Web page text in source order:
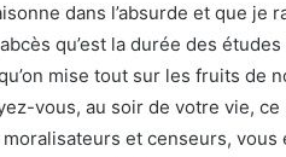
dans l’absurde et que je
qu’est la durée des
mise tout sur les fruits de
vous, au soir de votre vie,
et censeurs,